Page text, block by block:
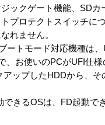
ックゲート機能、SDカ
プロテクトスイッチに
れません。
ートモード対応機種は
、お使いのPCがUFI仕
ップしたHDDから、そ
きるOSは、FD起動で